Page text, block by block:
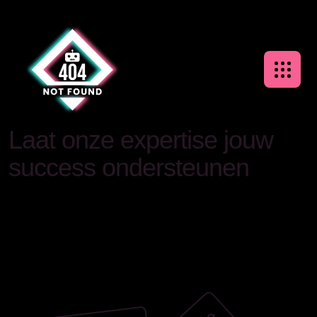
Laat onze expertise jouw
success ondersteunen